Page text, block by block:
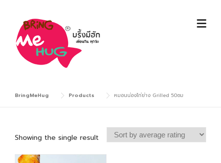
content
BringMeHug Products หมอนน่องไก่ย่าง Grilled 50ซม
Showing the single result